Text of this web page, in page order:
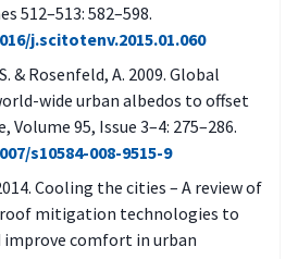
512–513: 582–598.
j.scitotenv.2015.01.060
& Rosenfeld, A. 2009. Global
wide urban albedos to offset
Volume 95, Issue 3–4: 275–286.
s10584-008-9515-9
Cooling the cities – A review of
mitigation technologies to
comfort in urban